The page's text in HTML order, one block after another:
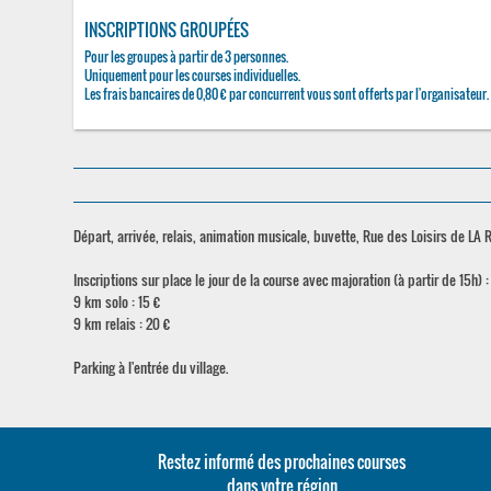
INSCRIPTIONS GROUPÉES
Pour les groupes à partir de 3 personnes.
Uniquement pour les courses individuelles.
Les frais bancaires de 0,80 € par concurrent vous sont offerts par l'organisateur.
Départ, arrivée, relais, animation musicale, buvette, Rue des Loisirs de LA
Inscriptions sur place le jour de la course avec majoration (à partir de 15h) :
9 km solo : 15 €
9 km relais : 20 €
Parking à l'entrée du village.
Restez informé des prochaines courses
dans votre région